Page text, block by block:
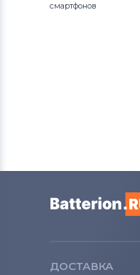
Вентиляторы
Вентиляторы
Вентиляторы
Вентиляторы
смартфонов
ДОСТАВКА